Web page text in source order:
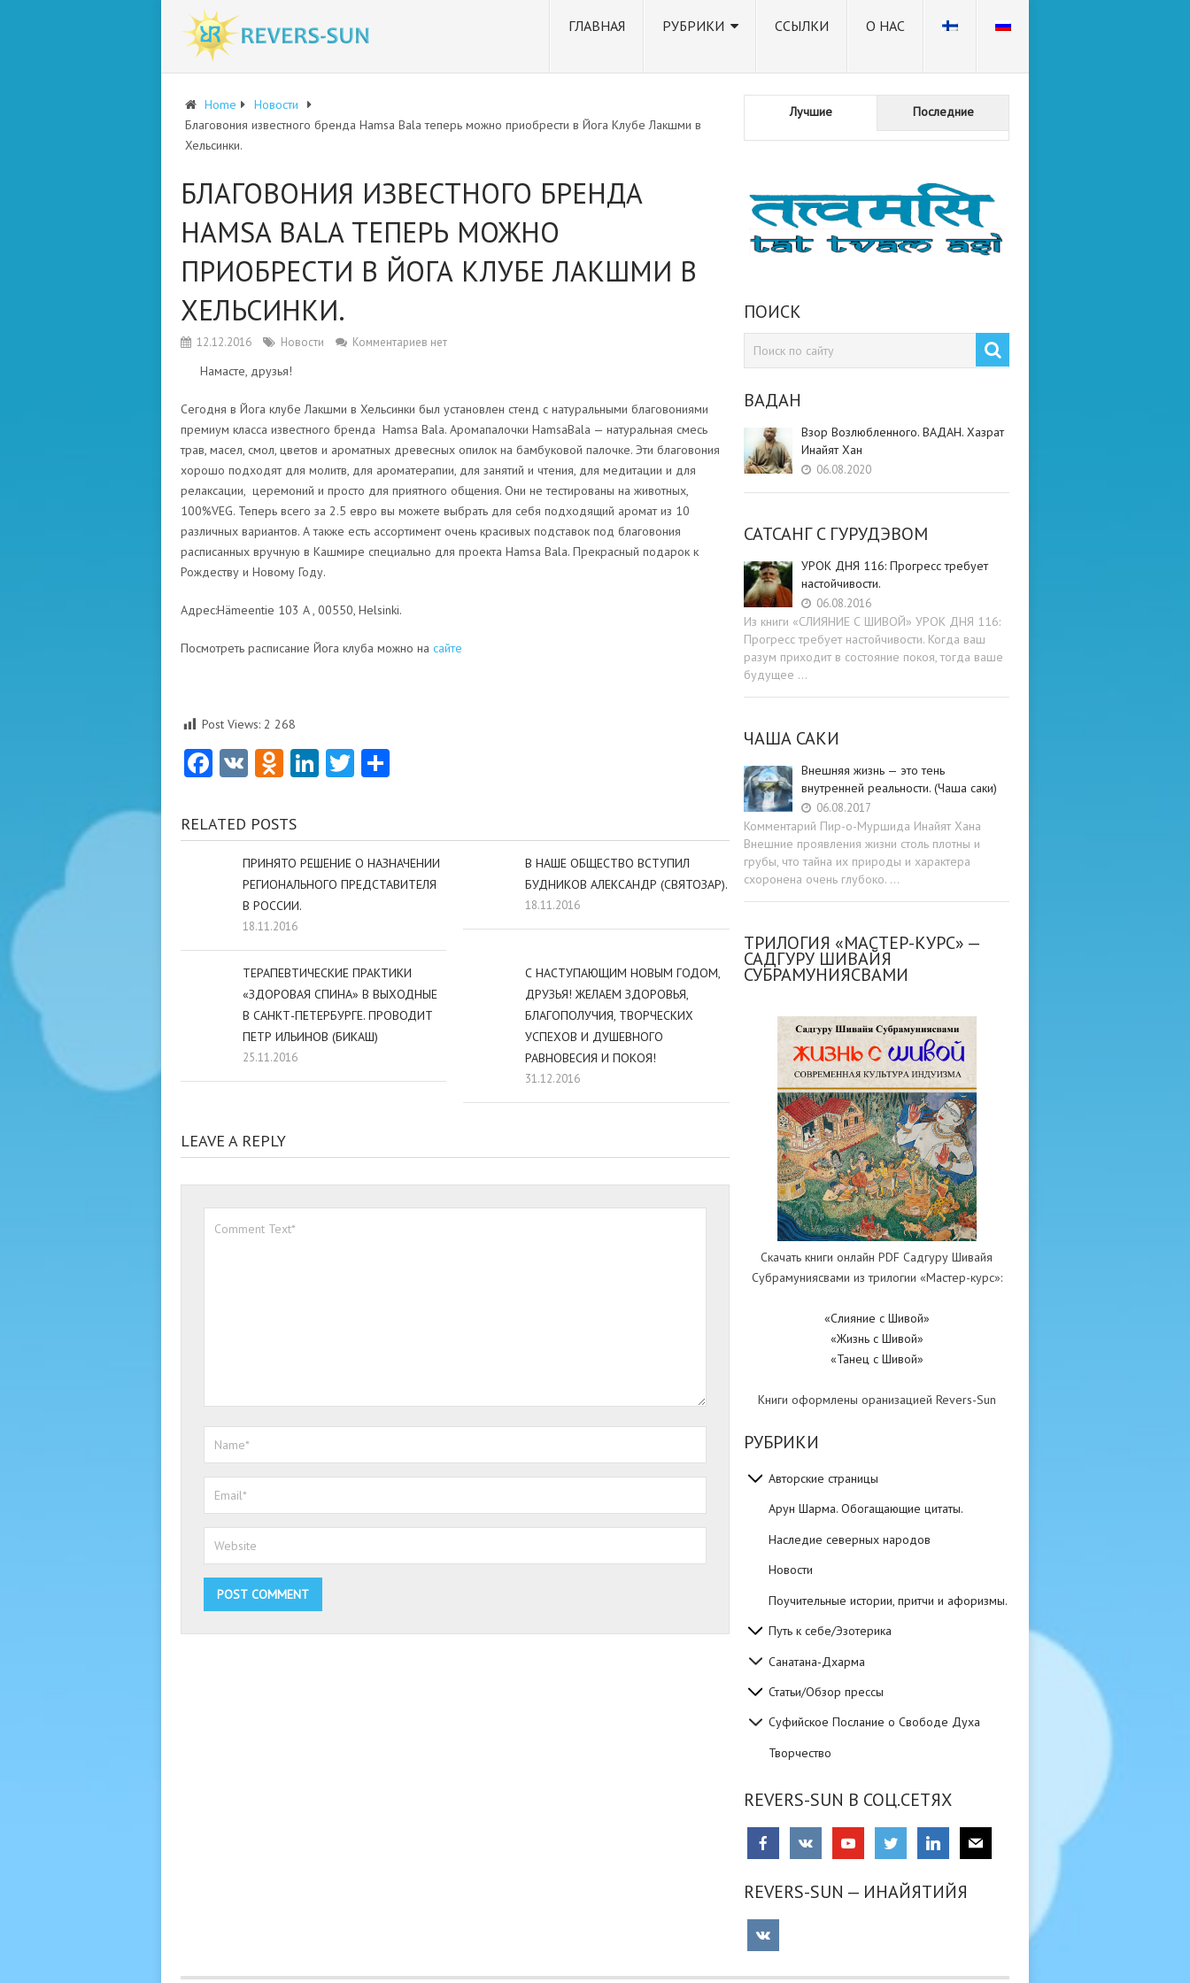
ГЛАВНАЯ РУБРИКИ ССЫЛКИ О НАС
Home
Новости
Благовония известного бренда Hamsa Bala теперь можно приобрести в Йога Клубе Лакшми в
Хельсинки.
БЛАГОВОНИЯ ИЗВЕСТНОГО БРЕНДА
HAMSA BALA ТЕПЕРЬ МОЖНО
ПРИОБРЕСТИ В ЙОГА КЛУБЕ ЛАКШМИ В
ХЕЛЬСИНКИ.
12.12.2016 Новости Комментариев нет
Намасте, друзья!
Сегодня в Йога клубе Лакшми в Хельсинки был установлен стенд с натуральными благовониями
премиум класса известного бренда Hamsa Bala. Аромапалочки HamsaBala — натуральная смесь
трав, масел, смол, цветов и ароматных древесных опилок на бамбуковой палочке. Эти благовония
хорошо подходят для молитв, для ароматерапии, для занятий и чтения, для медитации и для
релаксации, церемоний и просто для приятного общения. Они не тестированы на животных,
100%VEG. Теперь всего за 2.5 евро вы можете выбрать для себя подходящий аромат из 10
различных вариантов. А также есть ассортимент очень красивых подставок под благовония
расписанных вручную в Кашмире специально для проекта Hamsa Bala. Прекрасный подарок к
Рождеству и Новому Году.
Адрес:Hämeentie 103 A , 00550, Helsinki.
Посмотреть расписание Йога клуба можно на сайте
Post Views: 2 268
Facebook
VKOdnoklassniki
LinkedIn
TwitterОтправить
RELATED POSTS
ПРИНЯТО РЕШЕНИЕ О НАЗНАЧЕНИИ
РЕГИОНАЛЬНОГО ПРЕДСТАВИТЕЛЯ
В РОССИИ.
18.11.2016
В НАШЕ ОБЩЕСТВО ВСТУПИЛ
БУДНИКОВ АЛЕКСАНДР (СВЯТОЗАР).
18.11.2016
ТЕРАПЕВТИЧЕСКИЕ ПРАКТИКИ
«ЗДОРОВАЯ СПИНА» В ВЫХОДНЫЕ
В САНКТ-ПЕТЕРБУРГЕ. ПРОВОДИТ
ПЕТР ИЛЬИНОВ (БИКАШ)
25.11.2016
С НАСТУПАЮЩИМ НОВЫМ ГОДОМ,
ДРУЗЬЯ! ЖЕЛАЕМ ЗДОРОВЬЯ,
БЛАГОПОЛУЧИЯ, ТВОРЧЕСКИХ
УСПЕХОВ И ДУШЕВНОГО
РАВНОВЕСИЯ И ПОКОЯ!
31.12.2016
LEAVE A REPLY
Лучшие Последние
ПОИСК
ВАДАН
Взор Возлюбленного. ВАДАН. Хазрат
Инайят Хан
06.08.2020
САТСАНГ C ГУРУДЭВОМ
УРОК ДНЯ 116: Прогресс требует
настойчивости.
06.08.2016
Из книги «СЛИЯНИЕ С ШИВОЙ» УРОК ДНЯ 116:
Прогресс требует настойчивости. Когда ваш
разум приходит в состояние покоя, тогда ваше
будущее …
ЧАША САКИ
Внешняя жизнь — это тень
внутренней реальности. (Чаша саки)
06.08.2017
Комментарий Пир-о-Муршида Инайят Хана
Внешние проявления жизни столь плотны и
грубы, что тайна их природы и характера
схоронена очень глубоко. …
ТРИЛОГИЯ «МАСТЕР-КУРС» —
САДГУРУ ШИВАЙЯ
СУБРАМУНИЯСВАМИ
Скачать книги онлайн PDF Садгуру Шивайя
Субрамуниясвами из трилогии «Мастер-курс»:
«Слияние с Шивой»
«Жизнь с Шивой»
«Танец с Шивой»
Книги оформлены оранизацией Revers-Sun
РУБРИКИ
Авторские страницы
Арун Шарма. Обогащающие цитаты.
Наследие северных народов
Новости
Поучительные истории, притчи и афоризмы.
Путь к себе/Эзотерика
Санатана-Дхарма
Статьи/Обзор прессы
Суфийское Послание о Свободе Духа
Творчество
REVERS-SUN В СОЦ.СЕТЯХ
REVERS-SUN — ИНАЙЯТИЙЯ